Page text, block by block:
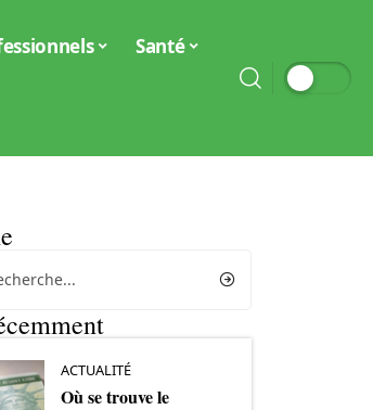
Santé
ACTUALITÉ
Où se trouve le